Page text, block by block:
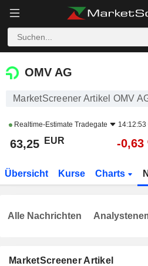
OMV AG
OMV AG
MarketScreener Artikel OMV
Realtime-Estimate Tradegate
63,25 EUR -0,63
Übersicht Kurse Charts
MarketScreener Artikel
Alle Nachrichten